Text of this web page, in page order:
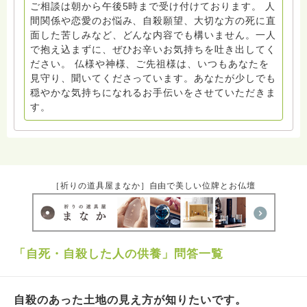
ご相談は朝から午後5時まで受け付けております。 人
間関係や恋愛のお悩み、自殺願望、大切な方の死に直
面した苦しみなど、どんな内容でも構いません。一人
で抱え込まずに、ぜひお辛いお気持ちを吐き出してく
ださい。 仏様や神様、ご先祖様は、いつもあなたを
見守り、聞いてくださっています。あなたが少しでも
穏やかな気持ちになれるお手伝いをさせていただきま
す。
［祈りの道具屋まなか］自由で美しい位牌とお仏壇
「自死・自殺した人の供養」問答一覧
自殺のあった土地の見え方が知りたいです。